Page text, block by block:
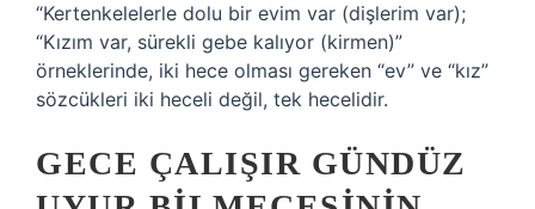
“Kertenkelelerle dolu bir evim var (dişlerim var);
“Kızım var, sürekli gebe kalıyor (kirmen)”
örneklerinde, iki hece olması gereken “ev” ve “kız”
sözcükleri iki heceli değil, tek hecelidir.
GECE ÇALIŞIR GÜNDÜZ